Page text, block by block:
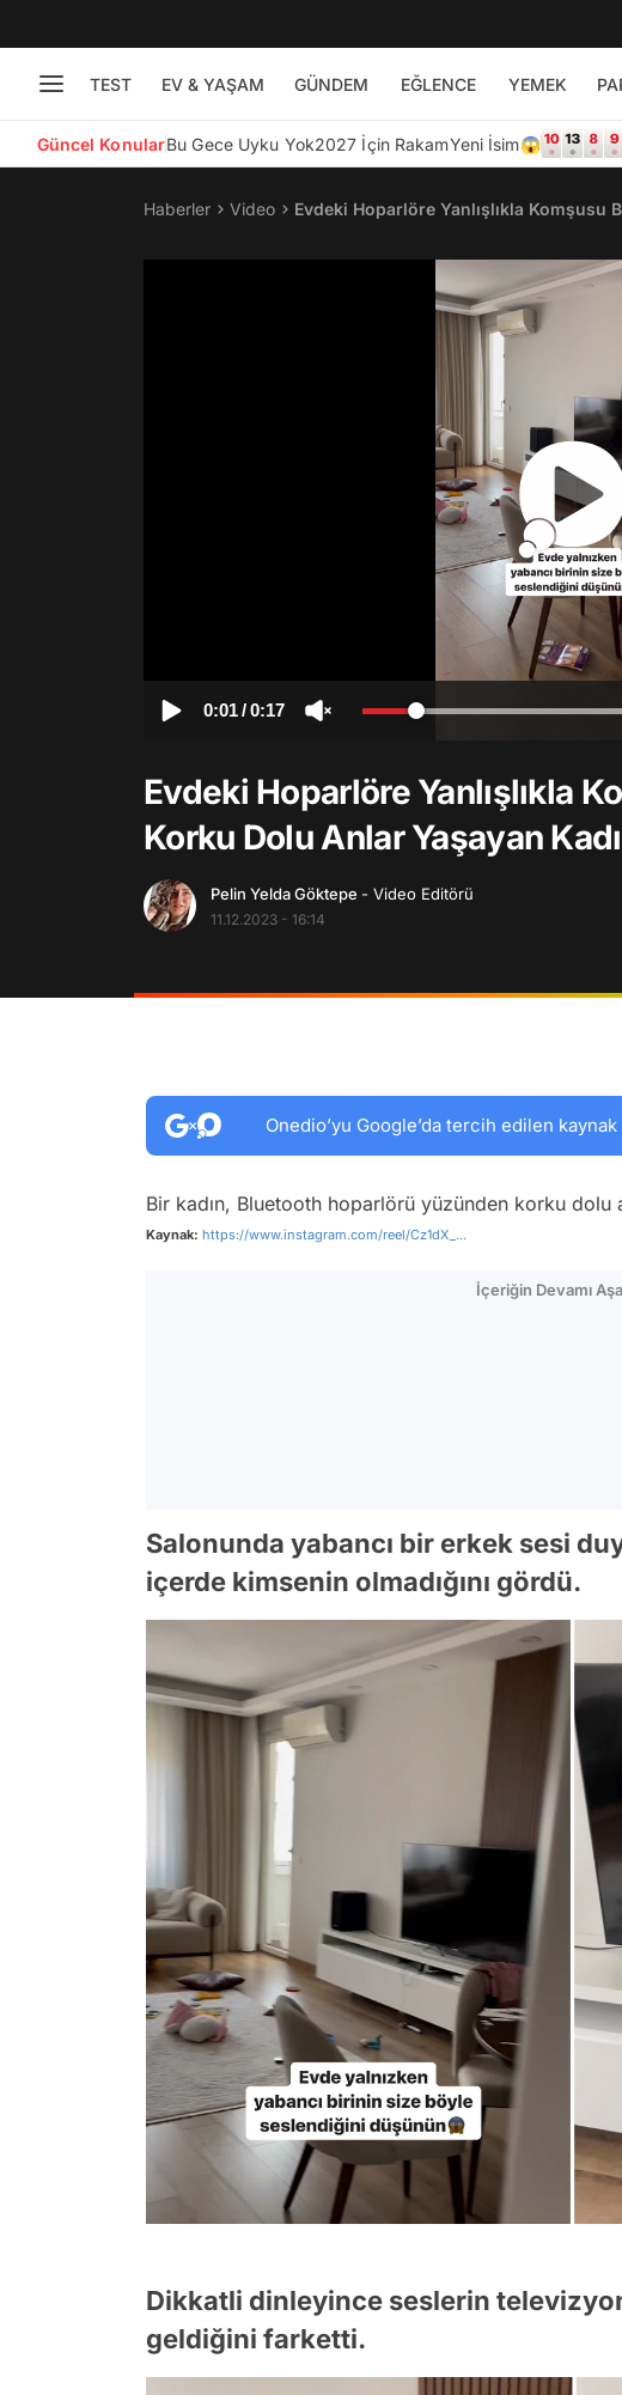
TEST EV & YAŞAM GÜNDEM EĞLENCE YEMEK
Güncel KonularBu Gece Uyku Yok2027 İçin RakamYeni İsim😱
Haberler Video Evdeki Hoparlöre Yanlışlıkla Komşusu
0:01/0:17
Evdeki Hoparlöre Yanlışlıkla
Korku Dolu Anlar Yaşayan
Pelin Yelda Göktepe - Video Editörü
11.12.2023 - 16:14
Onedio’yu Google’da tercih edilen
Bir kadın, Bluetooth hoparlörü yüzünden korku dolu
Kaynak: https://www.instagram.com/reel/Cz1dX_...
İçeriğin Devamı
Salonunda yabancı bir erkek sesi
içerde kimsenin olmadığını gördü.
Dikkatli dinleyince seslerin
geldiğini farketti.